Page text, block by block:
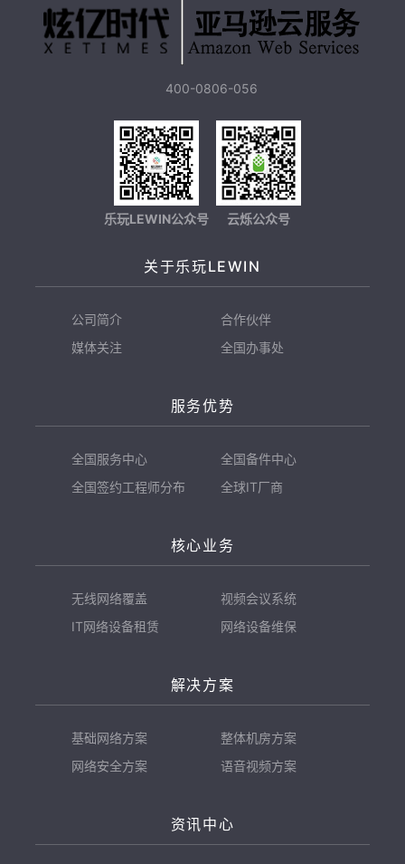
400-0806-056
乐玩LEWIN公众号 云烁公众号
关于乐玩LEWIN
公司简介
合作伙伴
媒体关注
全国办事处
服务优势
全国服务中心
全国备件中心
全国签约工程师分布
全球IT厂商
核心业务
无线网络覆盖
视频会议系统
IT网络设备租赁
网络设备维保
解决方案
基础网络方案
整体机房方案
网络安全方案
语音视频方案
资讯中心